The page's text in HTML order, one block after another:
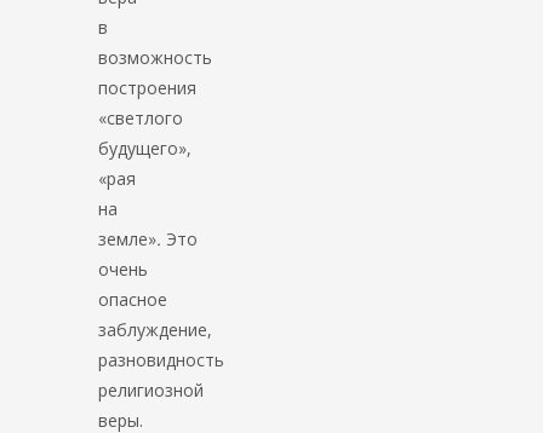
в
возможность
построения
«светлого
будущего»,
«рая
на
земле». Это
очень
опасное
заблуждение,
разновидность
религиозной
веры.